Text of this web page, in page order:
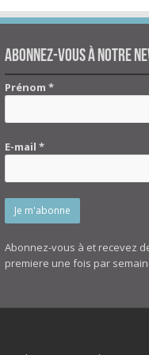
Abonnez-vous à notre
Prénom*
E-mail*
Abonnez-vous à et recevez
premiere une fois par